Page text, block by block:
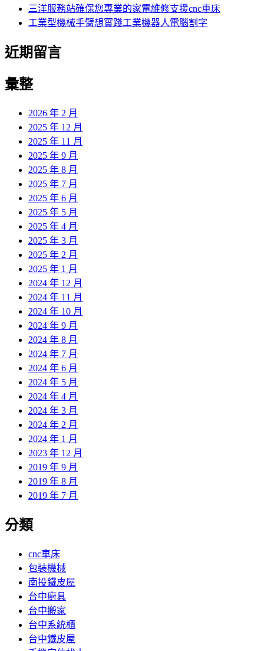
三洋服務站確保您專業的家電維修支援cnc車床
工業型機械手臂想實踐工業機器人電腦割字
近期留言
彙整
2026 年 2 月
2025 年 12 月
2025 年 11 月
2025 年 9 月
2025 年 8 月
2025 年 7 月
2025 年 6 月
2025 年 5 月
2025 年 4 月
2025 年 3 月
2025 年 2 月
2025 年 1 月
2024 年 12 月
2024 年 11 月
2024 年 10 月
2024 年 9 月
2024 年 8 月
2024 年 7 月
2024 年 6 月
2024 年 5 月
2024 年 4 月
2024 年 3 月
2024 年 2 月
2024 年 1 月
2023 年 12 月
2019 年 9 月
2019 年 8 月
2019 年 7 月
分類
cnc車床
包裝機械
南投鐵皮屋
台中廚具
台中搬家
台中系統櫃
台中鐵皮屋